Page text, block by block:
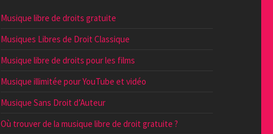
Musique libre de droits gratuite
Musiques Libres de Droit Classique
Musique libre de droits pour les films
Musique illimitée pour YouTube et vidéo
Musique Sans Droit d’Auteur
Où trouver de la musique libre de droit gratuite ?